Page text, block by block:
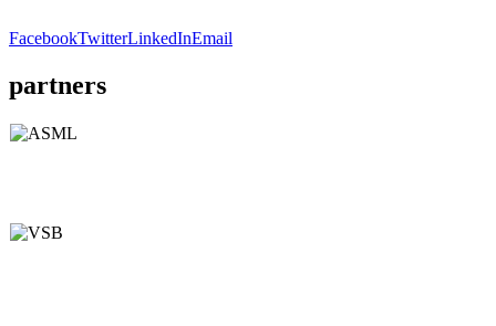
FacebookTwitterLinkedInEmail
partners